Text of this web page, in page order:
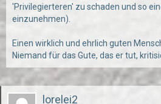
'Privilegierteren' zu schaden und so
einzunehmen).
Einen wirklich und ehrlich guten
Niemand für das Gute, das er tut,
lorelei2